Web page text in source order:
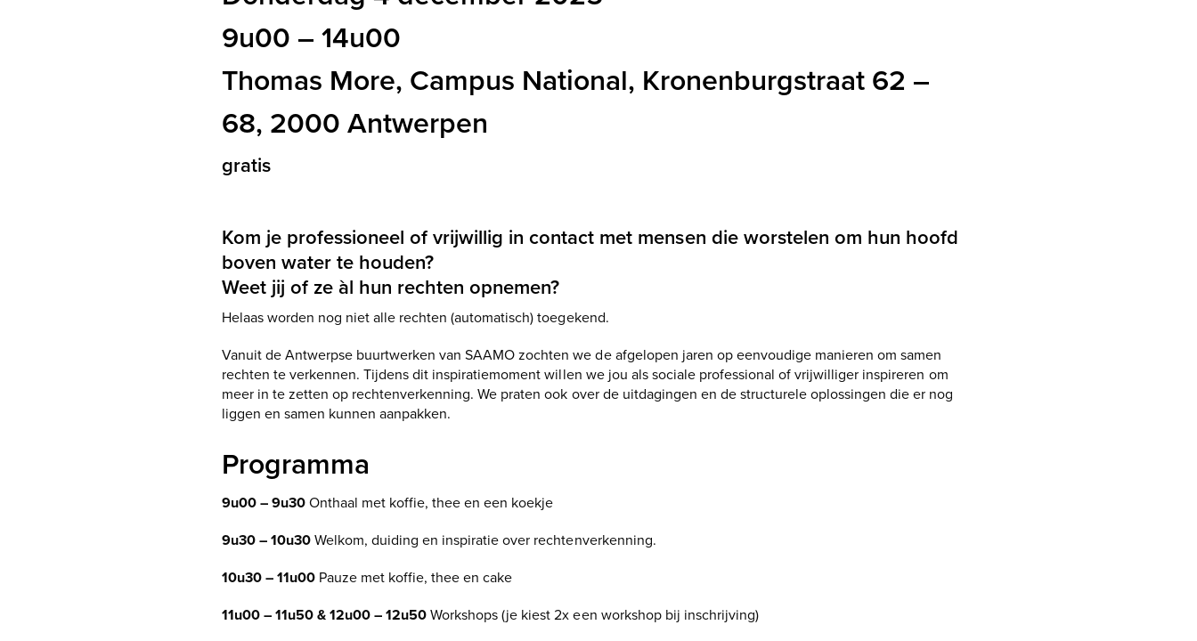
9u00 – 14u00
Thomas More, Campus National, Kronenburgstraat 62 –
68, 2000 Antwerpen
gratis
Kom je professioneel of vrijwillig in contact met mensen die worstelen om hun hoofd
boven water te houden?
Weet jij of ze àl hun rechten opnemen?
Helaas worden nog niet alle rechten (automatisch) toegekend.
Vanuit de Antwerpse buurtwerken van SAAMO zochten we de afgelopen jaren op eenvoudige manieren om samen
rechten te verkennen. Tijdens dit inspiratiemoment willen we jou als sociale professional of vrijwilliger inspireren om
meer in te zetten op rechtenverkenning. We praten ook over de uitdagingen en de structurele oplossingen die er nog
liggen en samen kunnen aanpakken.
Programma
9u00 – 9u30Onthaal met koffie, thee en een koekje
9u30 – 10u30Welkom, duiding en inspiratie over rechtenverkenning.
10u30 – 11u00Pauze met koffie, thee en cake
11u00 – 11u50 & 12u00 – 12u50Workshops (je kiest 2x een workshop bij inschrijving)